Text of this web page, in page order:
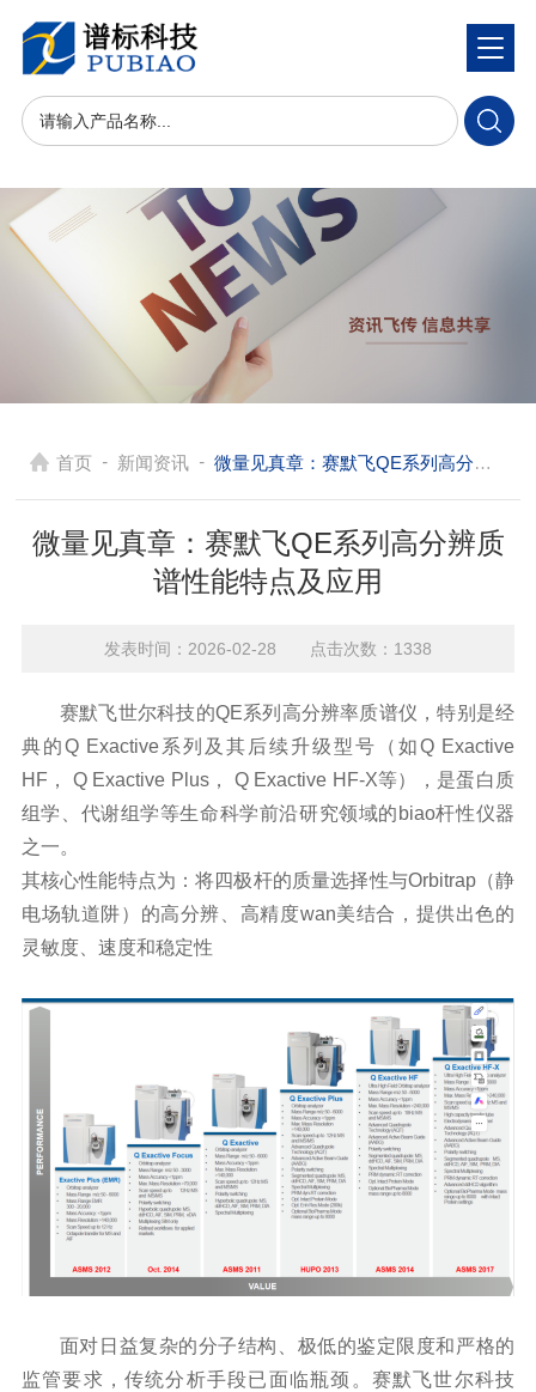
首页 - 新闻资讯 - 微量见真章：赛默飞QE系列高分辨质谱性能特点及应用
微量见真章：赛默飞QE系列高分辨质
谱性能特点及应用
发表时间：2026-02-28 点击次数：1338
赛默飞世尔科技的QE系列 高分辨率质谱仪，特别是经
典的Q Exactive系列及其后续升级型号（如Q Exactive
HF， Q Exactive Plus， Q Exactive HF-X等），是蛋白质
组学、代谢组学等生命科学前沿研究领域的biao杆性仪器
之一。
其核心性能特点为：将四极杆的质量选择性与Orbitrap（静
电场轨道阱）的高分辨、高精度wan美结合，提供出色的
灵敏度、速度和稳定性
面对日益复杂的分子结构、极低的鉴定限度和严格的
监管要求，传统分析手段已面临瓶颈。赛默飞世尔科技